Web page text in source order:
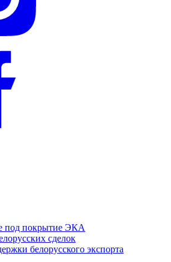
под покрытие ЭКА
сделок
белорусского экспорта